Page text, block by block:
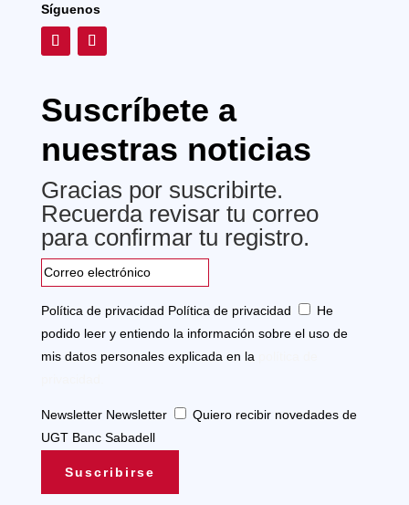
Síguenos
Suscríbete a
nuestras noticias
Gracias por suscribirte.
Recuerda revisar tu correo
para confirmar tu registro.
Política de privacidad Política de privacidad
He
podido leer y entiendo la información sobre el uso de
mis datos personales explicada en la
Newsletter Newsletter
Quiero recibir novedades de
UGT Banc Sabadell
Suscribirse